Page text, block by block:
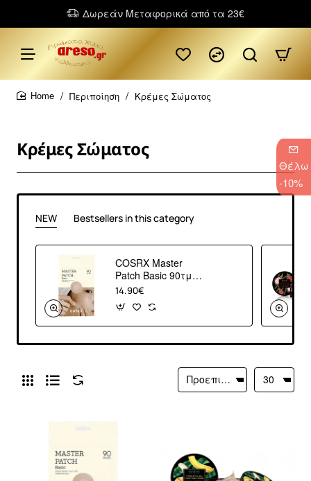
Θέλω
-10%
Δωρεάν Μεταφορικά από τα 23€
Περιποίηση Κρέμες Σώματος
Κρέμες Σώματος
NEW Bestsellers in this category
COSRX Master
Patch Basic 90τμχ –
Επιθέματα
Σπυριών Προσώπου
για Σπυράκια,
Προστασία &
14.90€